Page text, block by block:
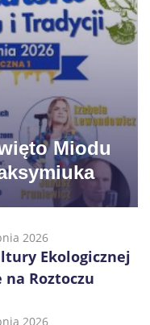
Miodu
2026
Ekologicznej
na Roztoczu
2026